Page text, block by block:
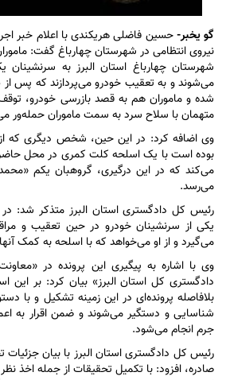
گو یخبر-حسین فاضلی هریکندی با اعلام خبر
نیروی انتظامی در شهرستان چهارباغ گفت:
شهرستان چهارباغ استان البرز به
می‌شوند و به تعقیب خودرو می‌پردازند که پس
شده و ماموران هم به قصد بازرسی خودرو،
متهمان با سلاح سرد به سمت ماموران حمله‌ور
وی اضافه کرد: در این حین، شخص دیگری که
بوده است با یک اسلحه کلت کمری در محل
می‌کند که در این درگیری، گروهبان یکم
می‌رسد.
رئیس کل دادگستری استان البرز متذکر شد:
یکی از سرنشینان خودرو در حین تعقیب و
می‌گیرد و از او می‌خواهد که با اسلحه به کمک آنها
‌وی با اشاره به پیگیری این پرونده در
دادگستری کل استان البرز» بیان کرد: بر
بلافاصله پرونده‌ای در این زمینه تشکیل و با
شناسایی و دستگیر می‌شوند و ضمن اقرار به
جرم انجام می‌شود.
رئیس کل دادگستری استان البرز با بیان جزئیات
صادره، افزود: با تکمیل تحقیقات از جمله اخذ